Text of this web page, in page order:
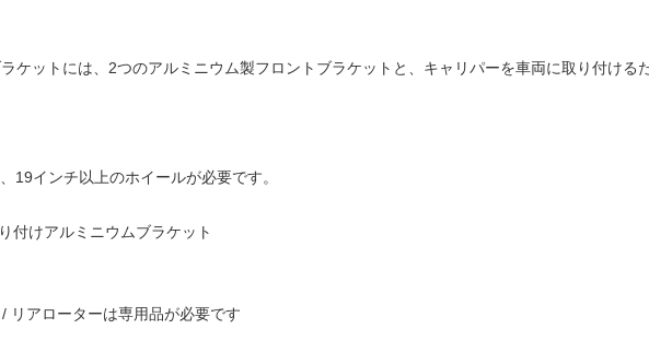
ケットには、2つのアルミニウム製フロントブラケットと、キャリパーを車両に取り付ける
19インチ以上のホイールが必要です。
付けアルミニウムブラケット
リアローターは専用品が必要です